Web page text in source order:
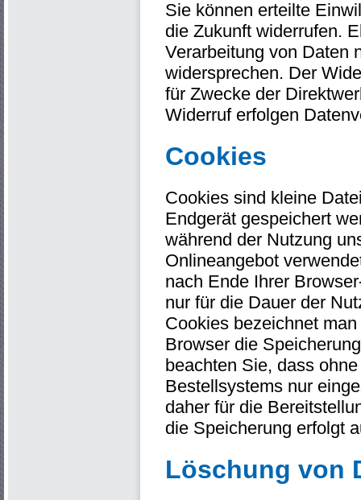
Sie können erteilte
die Zukunft widerrufen.
Verarbeitung von Daten
widersprechen. Der
für Zwecke der
Widerruf erfolgen
Cookies
Cookies sind kleine
Endgerät gespeichert
während der Nutzung
Onlineangebot
nach Ende Ihrer
nur für die Dauer der
Cookies bezeichnet
Browser die
beachten Sie, dass
Bestellsystems nur
daher für die
die Speicherung erfolgt
Löschung von